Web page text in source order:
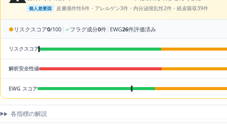
個人差要因 皮膚感作性6件・アレルゲン3件・内分泌撹乱性2件・経皮吸収39件
● リスクスコア0/100 | ✓フラグ成分0件 | EWG26件評価済み
リスクスコア
解析安全性値
EWG スコア
各指標の解説